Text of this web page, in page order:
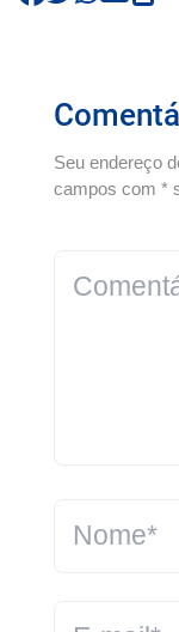
Seu endereço
campos com *